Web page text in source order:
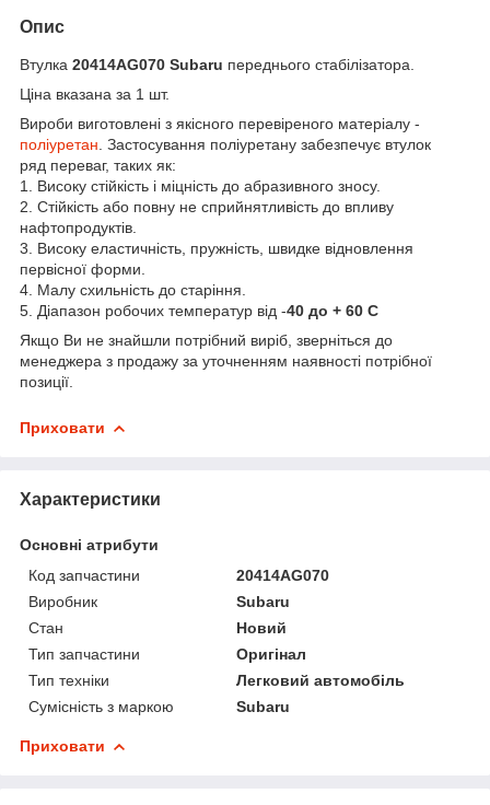
Опис
Втулка 20414AG070 Subaru переднього стабілізатора.
Ціна вказана за 1 шт.
Вироби виготовлені з якісного перевіреного матеріалу -
поліуретан . Застосування поліуретану забезпечує втулок
ряд переваг, таких як:
1. Високу стійкість і міцність до абразивного зносу.
2. Стійкість або повну не сприйнятливість до впливу
нафтопродуктів.
3. Високу еластичність, пружність, швидке відновлення
первісної форми.
4. Малу схильність до старіння.
5. Діапазон робочих температур від -40 до + 60 С
Якщо Ви не знайшли потрібний виріб, зверніться до
менеджера з продажу за уточненням наявності потрібної
позиції.
Приховати
Характеристики
Основні атрибути
Код запчастини
20414AG070
Виробник
Subaru
Стан
Новий
Тип запчастини
Оригінал
Тип техніки
Легковий автомобіль
Сумісність з маркою
Subaru
Приховати